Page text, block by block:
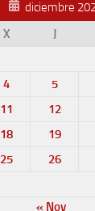
diciembre
X J
4 5
11 12
18 19
25 26
« Nov